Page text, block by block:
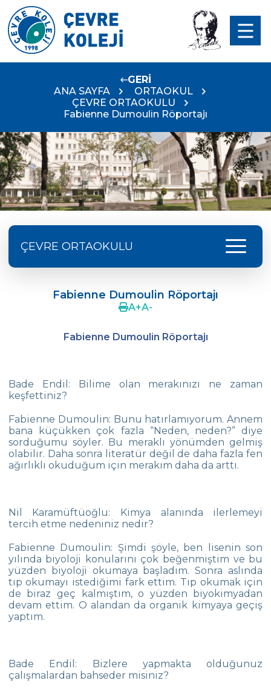
GERİ
ANA SAYFA
ORTAOKUL
ÇEVRE ORTAOKULU
Fabienne Dumoulin Röportajı
ÇEVRE ORTAOKULU menu
MATEMATİK OLİMPİYATLARI
Çevre‘de Dil Bayramı Coşkusu
Doç. Dr. Coşkun Küçüktepe ile Eğitimde
Concours 2022 de Chanson Francophones
5.Sınıf Öğrencilerimizle Tarihe Yolculuk
Yüzmede Bir Başarı Daha
Türk Zekâ Vakfı Şampiyonası
SEMEP Etkinliğinde Su ve Toprak Kirliliğine
Dikkat Çektik
Matbeg
Çanakkale Zaferi Anısına Yaşanmış Şiirler
Sergisi
Çanakkale Harp Madalyası Çevre
Koleji’nde
35. Etkin Ebeveyn Semineri
Fabienne Dumoulin Röportajı
A+A-
Fabienne Dumoulin Röportajı
Bade Endil: Bilime olan merakınızı ne zaman
keşfettiniz?
Fabienne Dumoulin: Bunu hatırlamıyorum. Annem
bana küçükken çok fazla “Neden, neden?” diye
sorduğumu söyler. Bu meraklı yönümden gelmiş
olabilir. Daha sonra literatür değil de daha fazla fen
ağırlıklı okuduğum için merakım daha da arttı.
Nil Karamüftüoğlu: Kimya alanında ilerlemeyi
tercih etme nedeniniz nedir?
Fabienne Dumoulin: Şimdi şöyle, ben lisenin son
yılında biyoloji konularını çok beğenmiştim ve bu
yüzden biyoloji okumaya başladım. Sonra aslında
tıp okumayı istediğimi fark ettim. Tıp okumak için
de biraz geç kalmıştım, o yüzden biyokimyadan
devam ettim. O alandan da organik kimyaya geçiş
yaptım.
Bade Endil: Bizlere yapmakta olduğunuz
çalışmalardan bahseder misiniz?